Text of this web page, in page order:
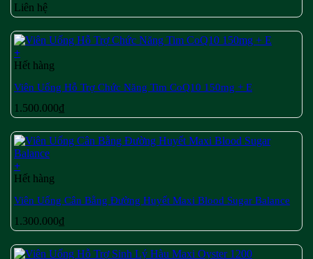
Liên hệ
+
Hết hàng
Viên Uống Hỗ Trợ Chức Năng Tim CoQ10 150mg + E
1.500.000₫
+
Hết hàng
Viên Uống Cân Bằng Đường Huyết Maxi Blood Sugar Balance
1.300.000₫